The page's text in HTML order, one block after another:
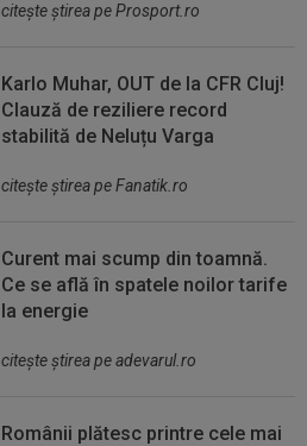
citeşte ştirea pe Prosport.ro
Karlo Muhar, OUT de la CFR Cluj!
Clauză de reziliere record
stabilită de Neluțu Varga
citeşte ştirea pe Fanatik.ro
Curent mai scump din toamnă.
Ce se află în spatele noilor tarife
la energie
citeşte ştirea pe adevarul.ro
Românii plătesc printre cele mai